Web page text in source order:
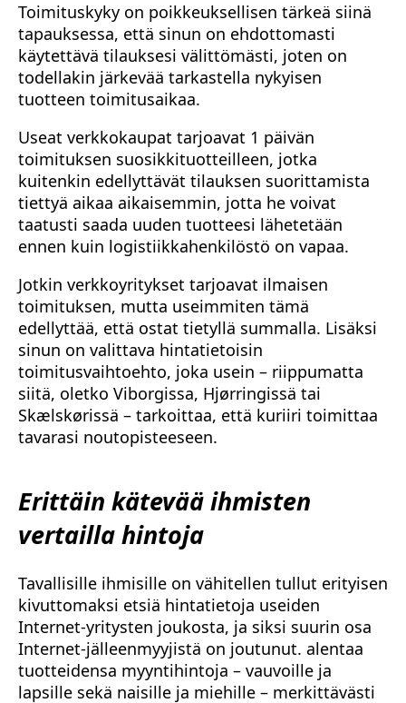
Toimituskyky on poikkeuksellisen tärkeä siinä
tapauksessa, että sinun on ehdottomasti
käytettävä tilauksesi välittömästi, joten on
todellakin järkevää tarkastella nykyisen
tuotteen toimitusaikaa.
Useat verkkokaupat tarjoavat 1 päivän
toimituksen suosikkituotteilleen, jotka
kuitenkin edellyttävät tilauksen suorittamista
tiettyä aikaa aikaisemmin, jotta he voivat
taatusti saada uuden tuotteesi lähetetään
ennen kuin logistiikkahenkilöstö on vapaa.
Jotkin verkkoyritykset tarjoavat ilmaisen
toimituksen, mutta useimmiten tämä
edellyttää, että ostat tietyllä summalla. Lisäksi
sinun on valittava hintatietoisin
toimitusvaihtoehto, joka usein – riippumatta
siitä, oletko Viborgissa, Hjørringissä tai
Skælskørissä – tarkoittaa, että kuriiri toimittaa
tavarasi noutopisteeseen.
Erittäin kätevää ihmisten
vertailla hintoja
Tavallisille ihmisille on vähitellen tullut erityisen
kivuttomaksi etsiä hintatietoja useiden
Internet-yritysten joukosta, ja siksi suurin osa
Internet-jälleenmyyjistä on joutunut. alentaa
tuotteidensa myyntihintoja – vauvoille ja
lapsille sekä naisille ja miehille – merkittävästi